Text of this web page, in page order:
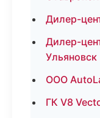
Дилер-
Дилер-
Ульяновск
ООО
ГК V8